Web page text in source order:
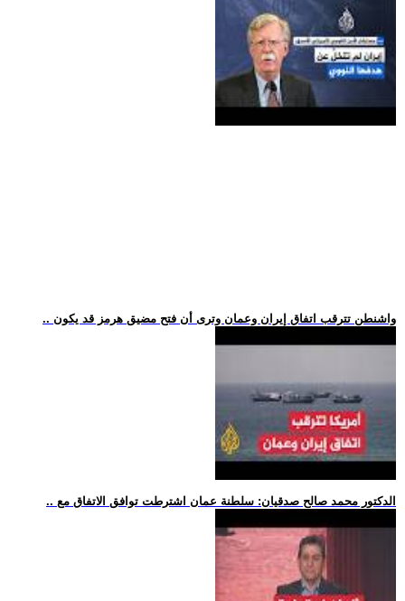
.. واشنطن تترقب اتفاق إيران وعمان وترى أن فتح مضيق هرمز قد يكون
.. الدكتور محمد صالح صدقيان: سلطنة عمان اشترطت توافق الاتفاق مع